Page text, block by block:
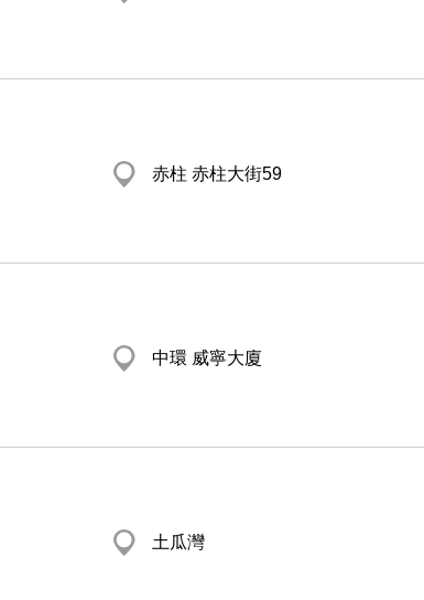
赤柱 赤柱大街59
中環 威寧大廈
土瓜灣